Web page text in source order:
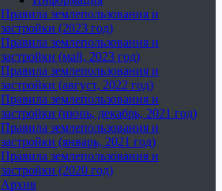
Правила землепользования и
застройки (2023 год)
Правила землепользования и
застройки (май, 2023 год)
Правила землепользования и
застройки (август, 2022 год)
Правила землепользования и
застройки (июнь, декабрь, 2021 год)
Правила землепользования и
застройки (январь, 2021 год)
Правила землепользования и
застройки (2020 год)
Архив